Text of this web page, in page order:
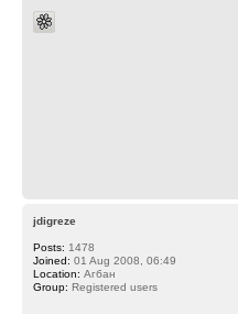
jdigreze
Posts: 1478
Joined: 01 Aug 2008, 06:49
Location: Агбан
Group: Registered users